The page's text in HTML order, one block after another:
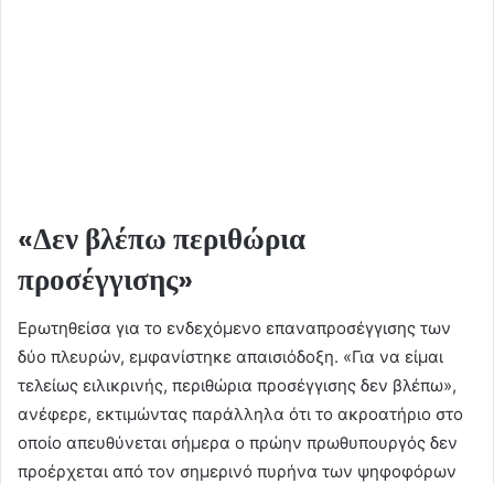
«Δεν βλέπω περιθώρια
προσέγγισης»
Ερωτηθείσα για το ενδεχόμενο επαναπροσέγγισης των
δύο πλευρών, εμφανίστηκε απαισιόδοξη. «Για να είμαι
τελείως ειλικρινής, περιθώρια προσέγγισης δεν βλέπω»,
ανέφερε, εκτιμώντας παράλληλα ότι το ακροατήριο στο
οποίο απευθύνεται σήμερα ο πρώην πρωθυπουργός δεν
προέρχεται από τον σημερινό πυρήνα των ψηφοφόρων